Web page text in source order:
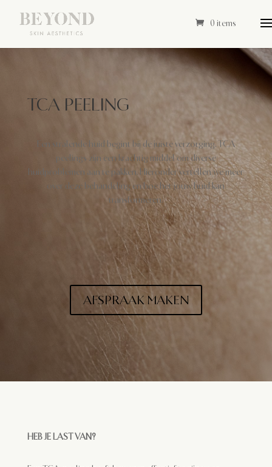
0 items
TCA PEELING
Een stralende huid begint bij de juiste verzorging. TCA
peelings zijn een krachtig middel om diverse
huidproblemen aan te pakken. Hieronder vertellen we meer
over deze behandeling en hoe het jouw huid kan
transformeren.
AFSPRAAK MAKEN
HEB JE LAST VAN?